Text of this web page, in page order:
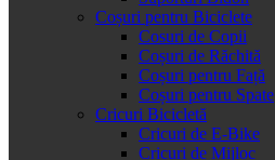
Coșuri pentru Biciclete
Cosuri de Copii
Coșuri de Răchită
Coșuri pentru Față
Coșuri pentru Spate
Cricuri Bicicletă
Cricuri de E-Bike
Cricuri de Mijloc